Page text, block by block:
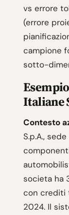
vs errore
(errore
campione
sotto-
Italiane
Contesto
S.p.A.,
societa ha
con crediti
2024. Il